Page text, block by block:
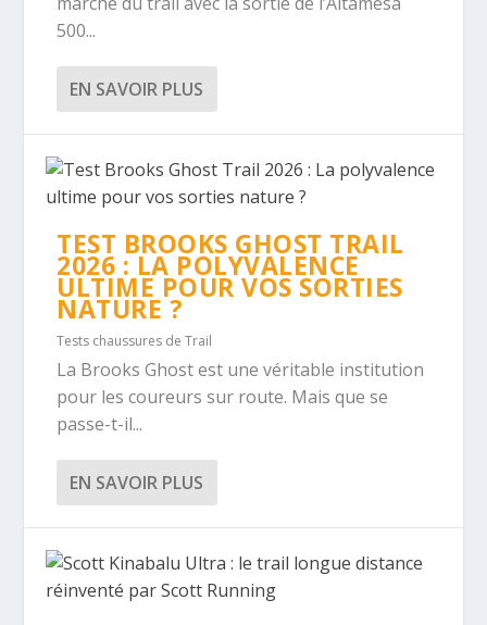
500...
EN SAVOIR PLUS
TEST BROOKS GHOST TRAIL
2026 : LA POLYVALENCE
ULTIME POUR VOS SORTIES
NATURE ?
Tests chaussures de Trail
La Brooks Ghost est une véritable institution
pour les coureurs sur route. Mais que se
passe-t-il...
EN SAVOIR PLUS